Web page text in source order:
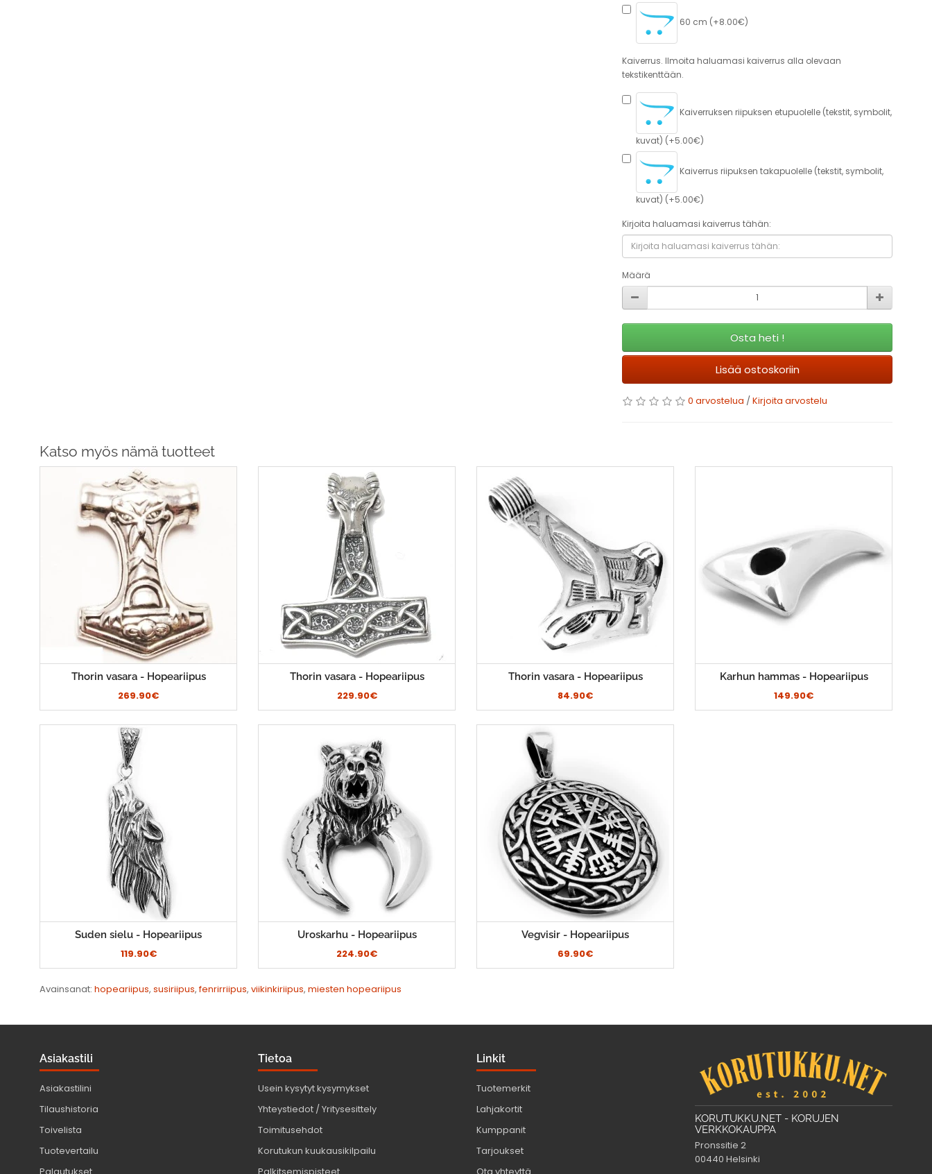
60 cm (+8.00€)
Kaiverrus. Ilmoita haluamasi kaiverrus alla olevaan
tekstikenttään.
Kaiverruksen riipuksen etupuolelle (tekstit, symbolit,
kuvat) (+5.00€)
Kaiverrus riipuksen takapuolelle (tekstit, symbolit,
kuvat) (+5.00€)
Kirjoita haluamasi kaiverrus tähän:
Määrä
Osta heti !
Lisää ostoskoriin
0 arvostelua / Kirjoita arvostelu
Katso myös nämä tuotteet
Thorin vasara - Hopeariipus
269.90€
Thorin vasara - Hopeariipus
229.90€
Thorin vasara - Hopeariipus
84.90€
Karhun hammas - Hopeariipus
149.90€
Suden sielu - Hopeariipus
119.90€
Uroskarhu - Hopeariipus
224.90€
Vegvisir - Hopeariipus
69.90€
Avainsanat: hopeariipus, susiriipus,fenrirriipus, viikinkiriipus, miesten hopeariipus
Asiakastili
Asiakastilini
Tilaushistoria
Toivelista
Tuotevertailu
Tietoa
Usein kysytyt kysymykset
Yhteystiedot / Yritysesittely
Toimitusehdot
Korutukun kuukausikilpailu
Linkit
Tuotemerkit
Lahjakortit
Kumppanit
Tarjoukset
KORUTUKKU.NET - KORUJEN
VERKKOKAUPPA
Pronssitie 2
00440 Helsinki